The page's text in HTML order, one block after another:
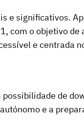
e significativos.
com o objetivo
e centrada
de
e a